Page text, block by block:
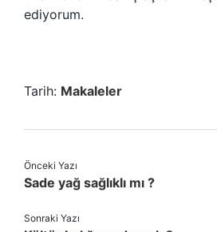
ediyorum.
Tarih: Makaleler
Önceki Yazı
Sade yağ sağlıklı mı ?
Sonraki Yazı